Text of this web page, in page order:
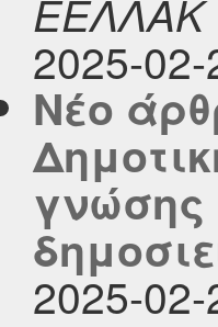
ΕΕΛΛΑΚ
2025-02-
Νέο
γνώσης
2025-02-